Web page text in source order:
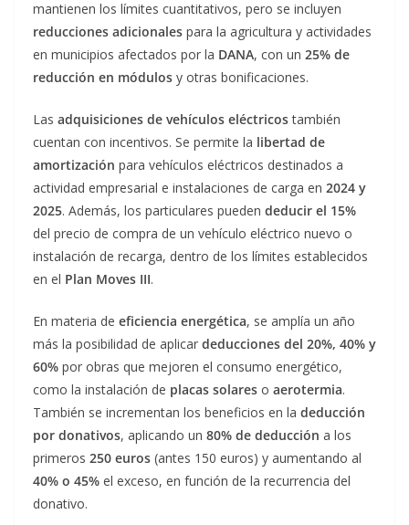
mantienen los límites cuantitativos, pero se incluyen
reducciones adicionales para la agricultura y actividades
en municipios afectados por la DANA, con un 25% de
reducción en módulos y otras bonificaciones.
Las adquisiciones de vehículos eléctricostambién
cuentan con incentivos. Se permite la libertad de
amortización para vehículos eléctricos destinados a
actividad empresarial e instalaciones de carga en 2024 y
2025. Además, los particulares pueden deducir el 15%
del precio de compra de un vehículo eléctrico nuevo o
instalación de recarga, dentro de los límites establecidos
en el Plan Moves III.
En materia de eficiencia energética, se amplía un año
más la posibilidad de aplicar deducciones del 20%, 40% y
60% por obras que mejoren el consumo energético,
como la instalación de placas solares o aerotermia.
También se incrementan los beneficios en la deducción
por donativos, aplicando un 80% de deducción a los
primeros 250 euros (antes 150 euros) y aumentando al
40% o 45% el exceso, en función de la recurrencia del
donativo.